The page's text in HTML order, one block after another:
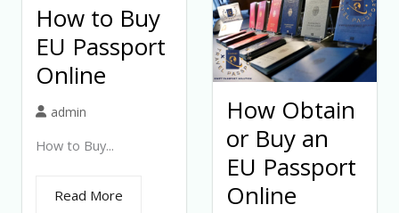
How to Buy
EU Passport
Online
admin
How to Buy...
Read More
How Obtain
or Buy an
EU Passport
Online